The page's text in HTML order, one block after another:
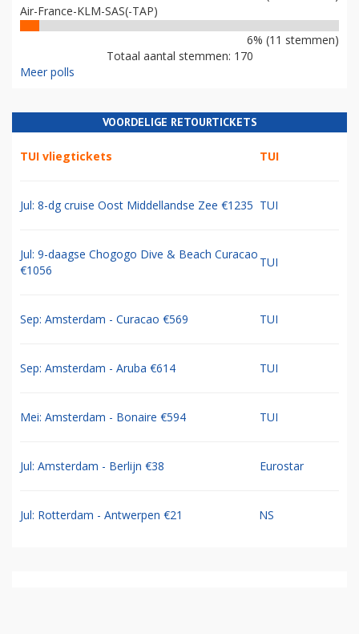
Air-France-KLM-SAS(-TAP)
6% (11 stemmen)
Totaal aantal stemmen: 170
Meer polls
VOORDELIGE RETOURTICKETS
TUI vliegtickets TUI
Jul: 8-dg cruise Oost Middellandse Zee €1235 TUI
Jul: 9-daagse Chogogo Dive & Beach Curacao
€1056
TUI
Sep: Amsterdam - Curacao €569 TUI
Sep: Amsterdam - Aruba €614 TUI
Mei: Amsterdam - Bonaire €594 TUI
Jul: Amsterdam - Berlijn €38 Eurostar
Jul: Rotterdam - Antwerpen €21 NS